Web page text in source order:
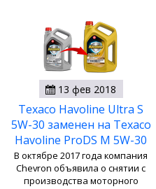
13 фев 2018
Texaco Havoline Ultra S
5W-30 заменен на Texaco
Havoline ProDS M 5W-30
В октябре 2017 года компания
Chevron объявила о снятии с
производства моторного